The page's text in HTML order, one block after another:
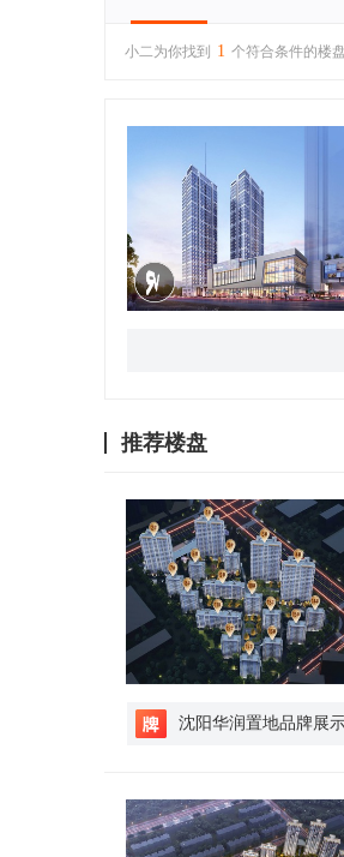
小二为你找到 1 个符合条件的楼盘
推荐楼盘
沈阳华润置地品牌展